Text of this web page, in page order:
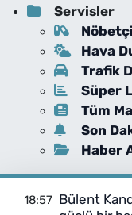
Servisler
Hava
Trafik
Süper
Tüm
Son
Haber
18:57 Bülent